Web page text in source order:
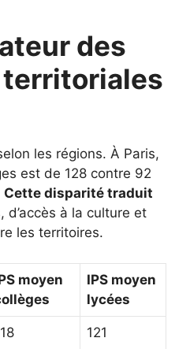
des
les régions. À Paris,
est de 128 contre 92
Cette disparité traduit
d’accès à la culture et
les territoires.
moyen
IPS moyen
lycées
121